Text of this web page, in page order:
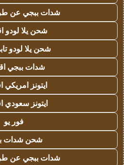
شدات ببجي عن
شحن يلا لودو
شحن يلا لودو
شدات ببجي
ايتونز
ايتونز سعودي
فور يو
شحن شدات
شدات ببجي عن